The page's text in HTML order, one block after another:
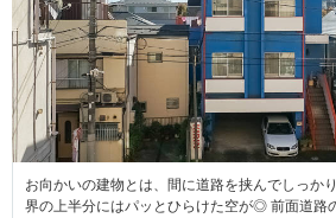
お向かいの建物とは、間に道路を挟んでしっか
界の上半分にはパッとひらけた空が◎ 前面道路